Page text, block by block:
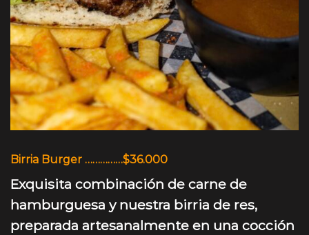
Birria Burger ……………$36.000
Exquisita combinación de carne de
hamburguesa y nuestra birria de res,
preparada artesanalmente en una cocción